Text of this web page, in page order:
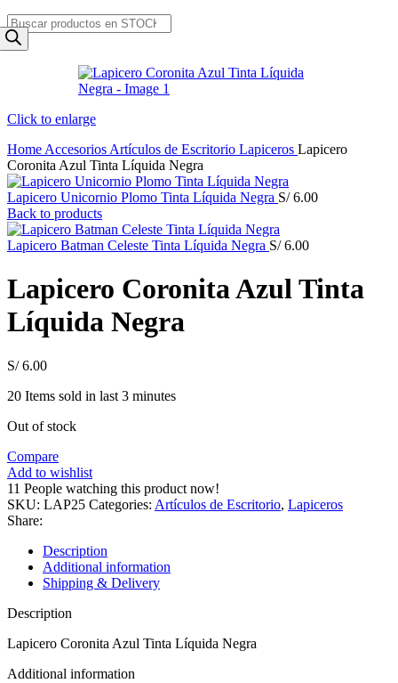
Products
search
Click to enlarge
Home Accesorios Artículos de Escritorio Lapiceros Lapicero
Coronita Azul Tinta Líquida Negra
Lapicero Unicornio Plomo Tinta Líquida Negra S/6.00
Back to products
Lapicero Batman Celeste Tinta Líquida Negra S/6.00
Lapicero Coronita Azul Tinta
Líquida Negra
S/6.00
20 Items sold in last 3 minutes
Out of stock
Compare
Add to wishlist
11 People watching this product now!
SKU: LAP25 Categories: Artículos de Escritorio, Lapiceros
Share:
Description
Additional information
Shipping & Delivery
Description
Lapicero Coronita Azul Tinta Líquida Negra
Additional information